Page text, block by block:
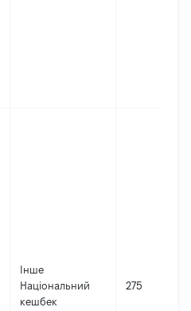
Інше
Національний
кешбек
275